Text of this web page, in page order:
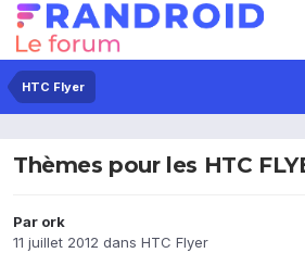
HTC Flyer
Thèmes pour les HTC
Par ork
11 juillet 2012 dans HTC Flyer